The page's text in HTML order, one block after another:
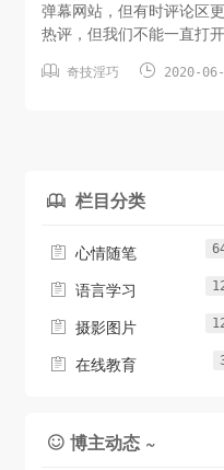
弹幕网站，但有时评论区
热评，但我们不能一直打
一个视频，第二天也没有
 奇技淫巧  2020-
 栏目分类
 心情随笔
 语言学习
 摄影图片
 在线教育
 博主动态 ~